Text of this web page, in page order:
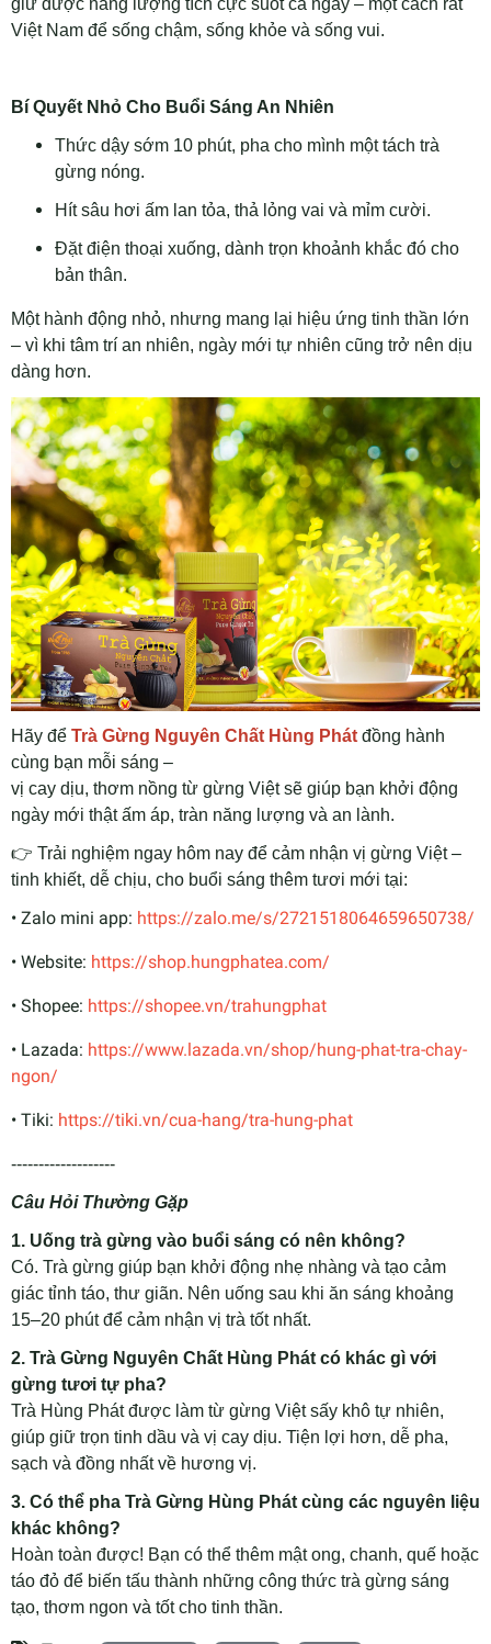
giữ được năng lượng tích cực suốt cả ngày – một cách rất
Việt Nam để sống chậm, sống khỏe và sống vui.
Bí Quyết Nhỏ Cho Buổi Sáng An Nhiên
Thức dậy sớm 10 phút, pha cho mình một tách trà
gừng nóng.
Hít sâu hơi ấm lan tỏa, thả lỏng vai và mỉm cười.
Đặt điện thoại xuống, dành trọn khoảnh khắc đó cho
bản thân.
Một hành động nhỏ, nhưng mang lại hiệu ứng tinh thần lớn
– vì khi tâm trí an nhiên, ngày mới tự nhiên cũng trở nên dịu
dàng hơn.
Hãy để Trà Gừng Nguyên Chất Hùng Phát đồng hành
cùng bạn mỗi sáng –
vị cay dịu, thơm nồng từ gừng Việt sẽ giúp bạn khởi động
ngày mới thật ấm áp, tràn năng lượng và an lành.
👉 Trải nghiệm ngay hôm nay để cảm nhận vị gừng Việt –
tinh khiết, dễ chịu, cho buổi sáng thêm tươi mới tại:
• Zalo mini app: https://zalo.me/s/2721518064659650738/
• Website: https://shop.hungphatea.com/
• Shopee: https://shopee.vn/trahungphat
• Lazada: https://www.lazada.vn/shop/hung-phat-tra-chay-
ngon/
• Tiki: https://tiki.vn/cua-hang/tra-hung-phat
-------------------
Câu Hỏi Thường Gặp
1. Uống trà gừng vào buổi sáng có nên không?
Có. Trà gừng giúp bạn khởi động nhẹ nhàng và tạo cảm
giác tỉnh táo, thư giãn. Nên uống sau khi ăn sáng khoảng
15–20 phút để cảm nhận vị trà tốt nhất.
2. Trà Gừng Nguyên Chất Hùng Phát có khác gì với
gừng tươi tự pha?
Trà Hùng Phát được làm từ gừng Việt sấy khô tự nhiên,
giúp giữ trọn tinh dầu và vị cay dịu. Tiện lợi hơn, dễ pha,
sạch và đồng nhất về hương vị.
3. Có thể pha Trà Gừng Hùng Phát cùng các nguyên liệu
khác không?
Hoàn toàn được! Bạn có thể thêm mật ong, chanh, quế hoặc
táo đỏ để biến tấu thành những công thức trà gừng sáng
tạo, thơm ngon và tốt cho tinh thần.